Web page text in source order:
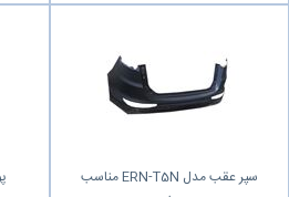
سپر عقب مدل ERN-T5N مناسب